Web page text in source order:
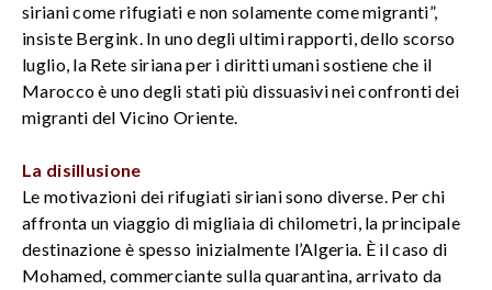
siriani come rifugiati e non solamente come migranti”,
insiste Bergink. In uno degli ultimi rapporti, dello scorso
luglio, la Rete siriana per i diritti umani sostiene che il
Marocco è uno degli stati più dissuasivi nei confronti dei
migranti del Vicino Oriente.
La disillusione
Le motivazioni dei rifugiati siriani sono diverse. Per chi
affronta un viaggio di migliaia di chilometri, la principale
destinazione è spesso inizialmente l’Algeria. È il caso di
Mohamed, commerciante sulla quarantina, arrivato da